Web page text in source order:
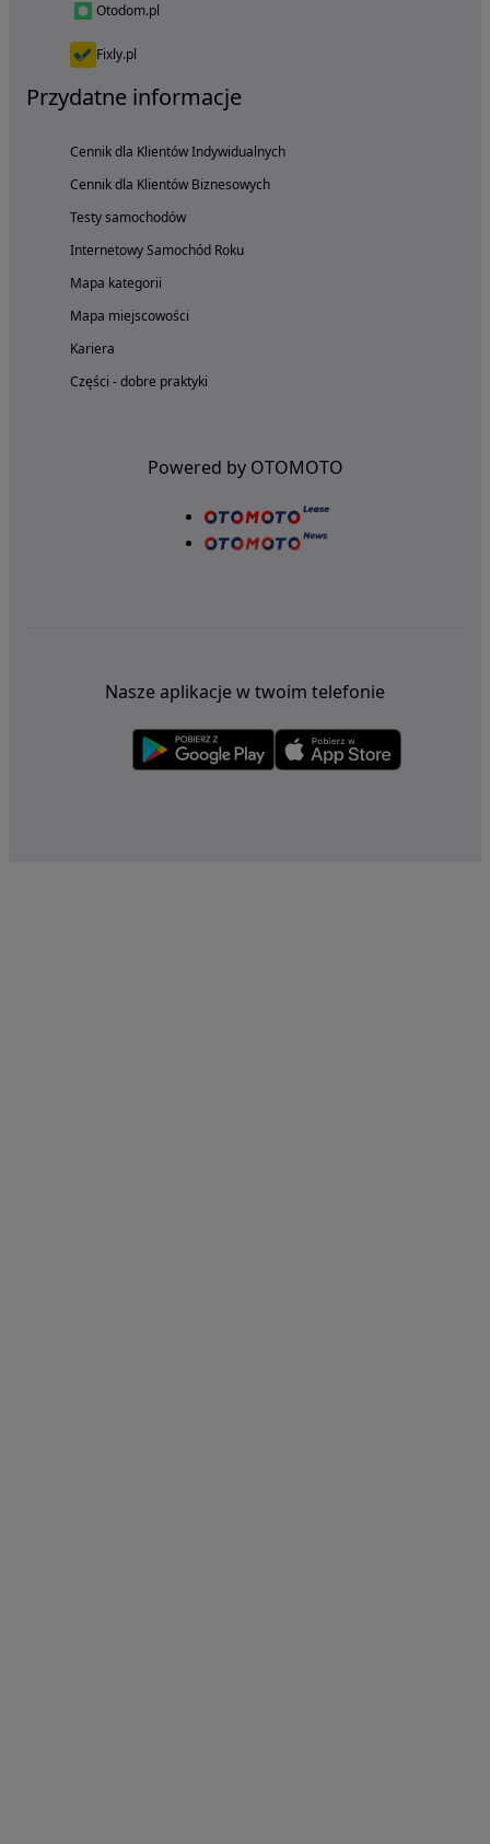
Otodom.pl
Fixly.pl
Przydatne informacje
Cennik dla Klientów Indywidualnych
Cennik dla Klientów Biznesowych
Testy samochodów
Internetowy Samochód Roku
Mapa kategorii
Mapa miejscowości
Kariera
Części - dobre praktyki
Powered by OTOMOTO
Nasze aplikacje w twoim telefonie